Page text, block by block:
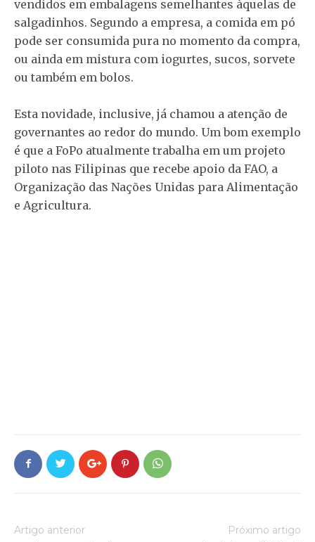
vendidos em embalagens semelhantes àquelas de
salgadinhos. Segundo a empresa, a comida em pó
pode ser consumida pura no momento da compra,
ou ainda em mistura com iogurtes, sucos, sorvete
ou também em bolos.
Esta novidade, inclusive, já chamou a atenção de
governantes ao redor do mundo. Um bom exemplo
é que a FoPo atualmente trabalha em um projeto
piloto nas Filipinas que recebe apoio da FAO, a
Organização das Nações Unidas para Alimentação
e Agricultura.
Artigo anterior Próximo artigo